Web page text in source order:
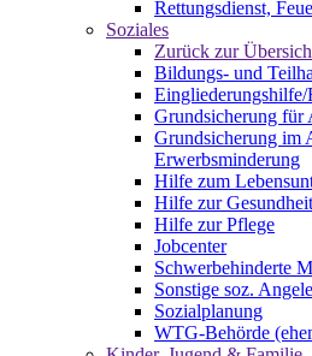
Rettungsdienst,
Soziales
Zurück zur
Bildungs- und
Eingliederungshilfe/
Grundsicherung für
Grundsicherung im
Erwerbsminderung
Hilfe zum
Hilfe zur Gesundheit
Hilfe zur Pflege
Jobcenter
Schwerbehinderte
Sonstige soz.
Sozialplanung
WTG-Behörde